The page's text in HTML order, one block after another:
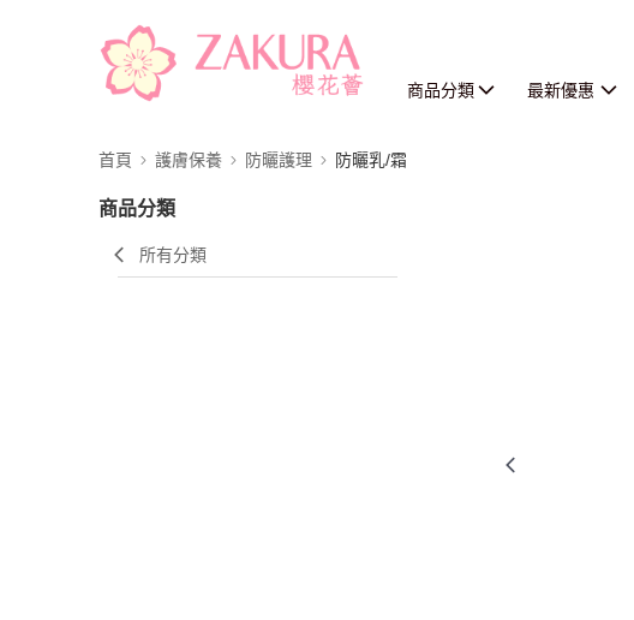
商品分類 最新優惠
首頁 護膚保養 防曬護理 防曬乳/霜
商品分類
所有分類